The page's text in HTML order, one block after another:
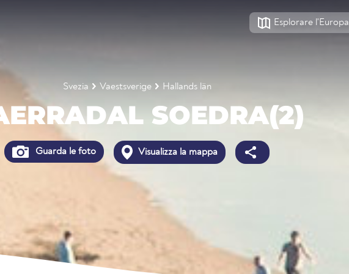
Esplorare l'Europa
Svezia Vaestsverige Hallands län
SOEDRA(2)
Guarda le foto Visualizza la mappa